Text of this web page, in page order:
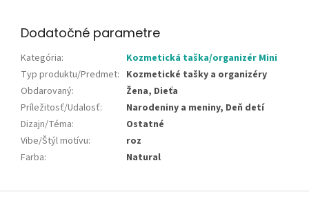
Dodatočné parametre
Kategória:
Kozmetická taška/organizér Mini
Typ produktu/Predmet: Kozmetické tašky a organizéry
Obdarovaný:
Žena, Dieťa
Príležitosť/Udalosť:
Narodeniny a meniny, Deň detí
Dizajn/Téma:
Ostatné
Vibe/Štýl motívu:
roz
Farba: Natural
Z